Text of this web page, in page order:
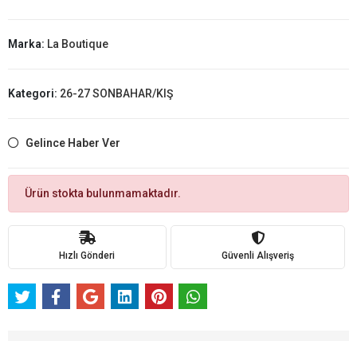
Marka: La Boutique
Kategori: 26-27 SONBAHAR/KIŞ
Gelince Haber Ver
Ürün stokta bulunmamaktadır.
Hızlı Gönderi Güvenli Alışveriş